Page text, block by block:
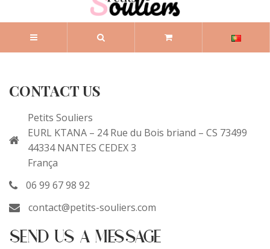
CONTACT US
Petits Souliers
EURL KTANA – 24 Rue du Bois briand – CS 73499
44334 NANTES CEDEX 3
França
06 99 67 98 92
contact@petits-souliers.com
SEND US A MESSAGE